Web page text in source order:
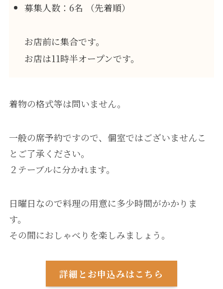
募集人数：6名 （先着順）
お店前に集合です。
お店は11時半オープンです。
着物の格式等は問いません。
一般の席予約ですので、個室ではございませんこ
とご了承ください。
２テーブルに分かれます。
日曜日なので料理の用意に多少時間がかかりま
す。
その間におしゃべりを楽しみましょう。
詳細とお申込みはこちら